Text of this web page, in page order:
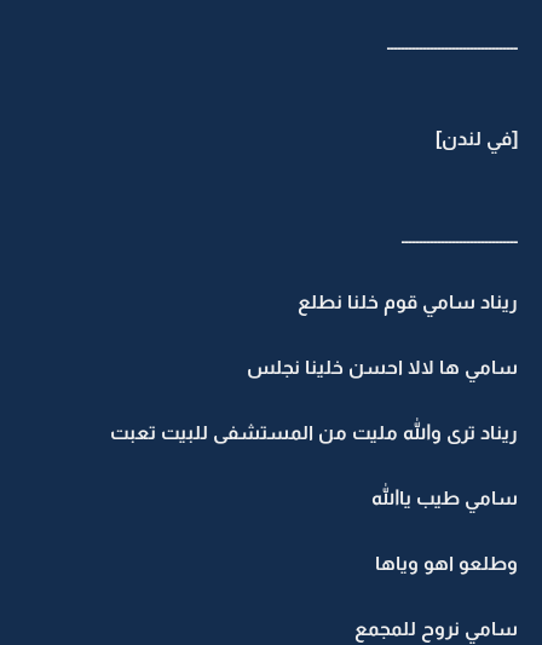
ــــــــــــــــــــــــــــــــــــ
[في لندن]
ــــــــــــــــــــــــــــــــ
ريناد سامي قوم خلنا نطلع
سامي ها لالا احسن خلينا نجلس
ريناد ترى والله مليت من المستشفى للبيت تعبت
سامي طيب ياالله
وطلعو اهو وياها
سامي نروح للمجمع